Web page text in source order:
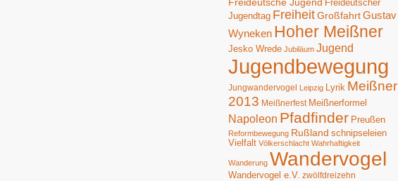
Freideutscher
Jugendtag FreiheitGroßfahrtGustav
Wyneken Hoher Meißner
Jesko Wrede Jubiläum Jugend
Jugendbewegung
Jungwandervogel Leipzig Lyrik Meißner
2013 Meißnerfest Meißnerformel
Napoleon Pfadfinder Preußen
Reformbewegung Rußland schnipseleien
Vielfalt Völkerschlacht Wahrhaftigkeit
Wanderung Wandervogel
Wandervogel e.V. zwölfdreizehn